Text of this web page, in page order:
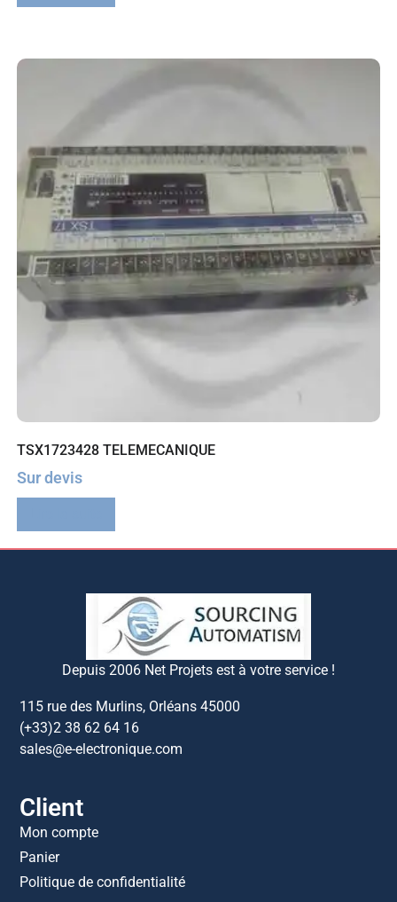
TSX1723428 TELEMECANIQUE
Sur devis
Depuis 2006 Net Projets est à votre service !
115 rue des Murlins, Orléans 45000
(+33)2 38 62 64 16
sales@e-electronique.com
Client
Mon compte
Panier
Politique de confidentialité